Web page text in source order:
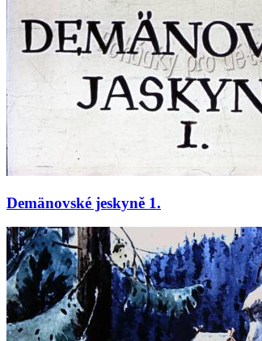
Demänovské jeskyně 1.